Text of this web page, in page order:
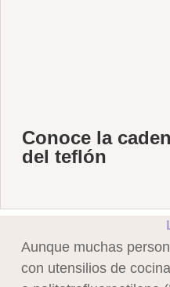
Conoce la
del teflón
Aunque muchas
con utensilios de